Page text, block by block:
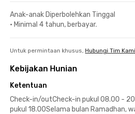
Anak-anak Diperbolehkan Tinggal
• Minimal 4 tahun, berbayar.
Untuk permintaan khusus, Hubungi Tim Kami
Kebijakan Hunian
Ketentuan
Check-in/outCheck-in pukul 08.00 -
pukul 18.00Selama bulan Ramadhan,